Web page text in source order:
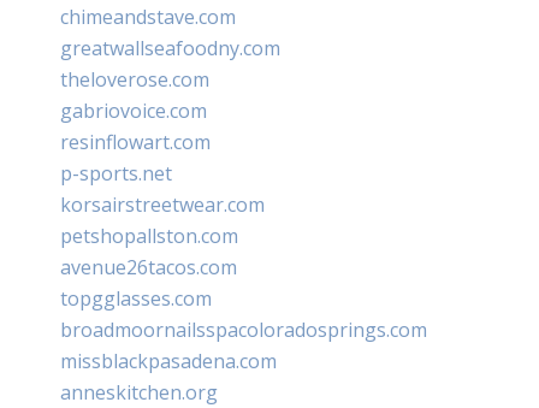
chimeandstave.com
greatwallseafoodny.com
theloverose.com
gabriovoice.com
resinflowart.com
p-sports.net
korsairstreetwear.com
petshopallston.com
avenue26tacos.com
topgglasses.com
broadmoornailsspacoloradosprings.com
missblackpasadena.com
anneskitchen.org